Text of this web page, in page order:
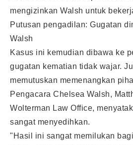
mengizinkan Walsh untuk
Putusan pengadilan: Gugatan
Walsh
Kasus ini kemudian dibawa ke
gugatan kematian tidak wajar.
memutuskan memenangkan
Pengacara Chelsea Walsh,
Wolterman Law Office,
sangat menyedihkan.
"Hasil ini sangat memilukan